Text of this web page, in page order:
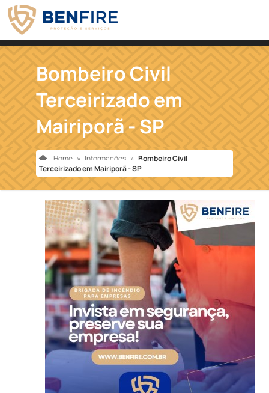
Bombeiro Civil
Terceirizado em
Mairiporã - SP
Home » Informações » Bombeiro Civil
Terceirizado em Mairiporã - SP